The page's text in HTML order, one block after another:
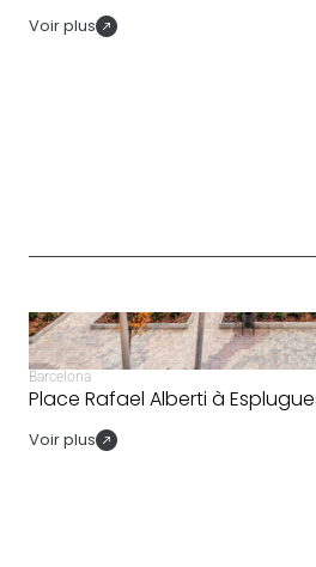
Voir plus
Barcelona
Place Rafael Alberti à
Voir plus